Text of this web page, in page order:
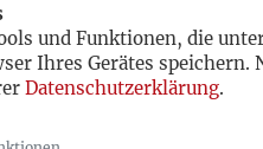
und Funktionen, die
Ihres Gerätes speichern.
Datenschutzerklärung.